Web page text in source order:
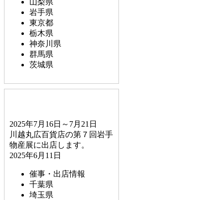
岩手県
東京都
栃木県
神奈川県
群馬県
茨城県
2025年7月16日～7月21日
川越丸広百貨店の第７回岩手
物産展に出店します。
2025年6月11日
催事・出店情報
千葉県
埼玉県